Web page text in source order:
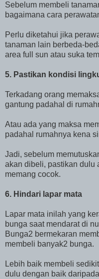
Sebelum membeli
bagaimana cara
Perlu diketahui jika
tanaman lain berbeda-
area full sun atau suka
5. Pastikan kondisi
Terkadang orang
gantung padahal di
Atau ada yang maksa
padahal rumahnya kena
Jadi, sebelum
akan dibeli, pastikan dulu
memang cocok.
6. Hindari lapar mata
Lapar mata inilah yang
bunga saat mendarat di
Bunga2 bermekaran
membeli banyak2 bunga.
Lebih baik membeli
dulu dengan baik